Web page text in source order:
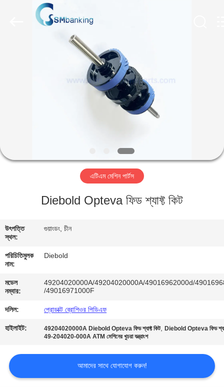
কারখানা
নিয়ন্ত্রণ
যোগাযোগ
করুন
খবর
জন্য
আবেদন
এটিএম মেশিন পার্টস
Diebold Opteva ফিড শ্যাফ্ট কিট
উৎপত্তি
স্থল:
গুয়াংডং, চীন
পরিচিতিমুলক
নাম:
Diebold
মডেল
নম্বার:
49204020000A/49204020000A/49016962000d/
/49016971000F
দলিল: প্রোডাক্ট ব্রোশিওর পিডিএফ
হাইলাইট: 49204020000A Diebold Opteva ফিড শ্যাফ্ট কিট,Diebold Opteva ফিড
49-204020-000A ATM মেশিনের খুচরা যন্ত্রাংশ
আমাদের সাথে যোগাযোগ করুন!